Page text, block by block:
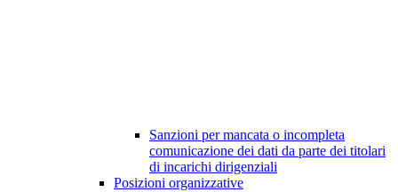
Sanzioni per mancata o incompleta
comunicazione dei dati da parte dei titolari
di incarichi dirigenziali
Posizioni organizzative